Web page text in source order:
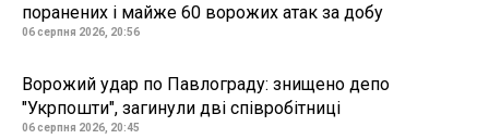
поранених і майже 60 ворожих атак за добу
06 серпня 2026, 20:56
Ворожий удар по Павлограду: знищено депо
"Укрпошти", загинули дві співробітниці
06 серпня 2026, 20:45